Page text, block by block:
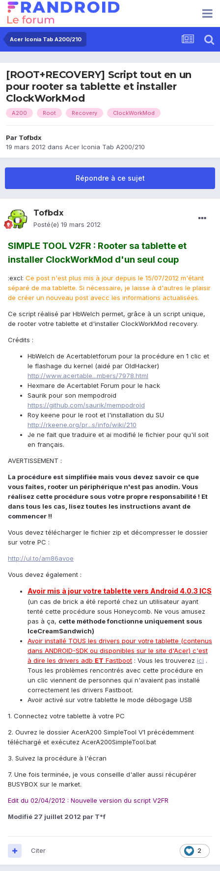
Acer Iconia Tab A200/210
[ROOT+RECOVERY] Script tout en un
pour rooter sa tablette et installer
ClockWorkMod
A200 Root Recovery ClockWorkMod
Par Tofbdx
19 mars 2012 dans Acer Iconia Tab A200/210
Répondre à ce sujet
Tofbdx
Posté(e) 19 mars 2012
SIMPLE TOOL V2FR : Rooter sa tablette et
installer ClockWorkMod d'un seul coup
:excl: Ce post n'est plus mis à jour depuis le 15/07/2012 m'étant
séparé de ma tablette. Si nécessaire, je laisse à d'autres le plaisir
de créer un nouveau post avecc les informations actualisées.
Ce script réalisé par HbWelch permet, grâce à un script unique,
de rooter votre tablette et d'installer ClockWorkMod recovery.
Crédits :
HbWelch de Acertabletforum pour la procédure en 1 clic et
le flashage du kernel (aidé par OldHacker)
http://www.acertable...mbers/7978.html
Hexmare de Acertablet Forum pour le hack
Saurik pour son mempodroid
https://github.com/saurik/mempodroid
Roy keene pour le root et l'installation du SU
http://rkeene.org/pr...s/info/wiki/210
Je ne fait que traduire et ai modifié le fichier pour qu'il soit
en français.
AVERTISSEMENT :
La procédure est simplifiée mais vous devez savoir ce que
vous faites, rooter un périphérique n'est pas anodin. Vous
réalisez cette procédure sous votre propre responsabilité ! Et
dans tous les cas, lisez toutes les instructions avant de
commencer !!
Vous devez télécharger le fichier zip et décompresser le dossier
sur votre PC :
http://ul.to/am86avoe
Vous devez également :
Avoir mis à jour votre tablette vers Android 4.0.3 ICS
(un cas de brick a été reporté chez un utilisateur ayant
tenté cette procédure sous Honeycomb. Ne vous amusez
pas à ça, cette méthode fonctionne uniquement sous
IceCreamSandwich)
Avoir installé TOUS les drivers pour votre tablette (contenus
dans ANDROID-SDK ou disponibles sur le site d'Acer) c'est
à dire les drivers adb ET Fastboot : Vous les trouverez ici .
Tous les problèmes rencontrés avec cette procédure en
un clic viennent de personnes qui n'avaient pas installé
correctement les drivers Fastboot.
Avoir activé sur votre tablette le mode débogage USB
1. Connectez votre tablette à votre PC
2. Ouvrez le dossier AcerA200 SimpleTool V1 précédemment
téléchargé et exécutez AcerA200SimpleTool.bat
3. Suivez la procédure à l'écran
7. Une fois terminée, je vous conseille d'aller aussi récupérer
BUSYBOX sur le market.
Edit du 02/04/2012 : Nouvelle version du script V2FR
Modifié 27 juillet 2012 par T*f
2
Citer